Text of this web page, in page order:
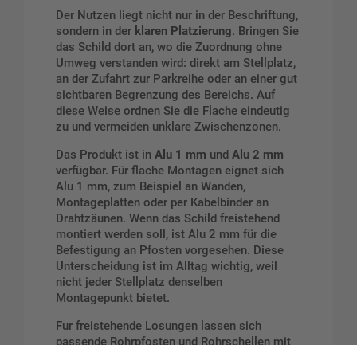
Der Nutzen liegt nicht nur in der Beschriftung,
sondern in der klaren Platzierung. Bringen Sie
das Schild dort an, wo die Zuordnung ohne
Umweg verstanden wird: direkt am Stellplatz,
an der Zufahrt zur Parkreihe oder an einer gut
sichtbaren Begrenzung des Bereichs. Auf
diese Weise ordnen Sie die Flache eindeutig
zu und vermeiden unklare Zwischenzonen.
Das Produkt ist in Alu 1 mm und Alu 2 mm
verfügbar. Für flache Montagen eignet sich
Alu 1 mm, zum Beispiel an Wanden,
Montageplatten oder per Kabelbinder an
Drahtzäunen. Wenn das Schild freistehend
montiert werden soll, ist Alu 2 mm für die
Befestigung an Pfosten vorgesehen. Diese
Unterscheidung ist im Alltag wichtig, weil
nicht jeder Stellplatz denselben
Montagepunkt bietet.
Fur freistehende Losungen lassen sich
passende Rohrpfosten und Rohrschellen mit